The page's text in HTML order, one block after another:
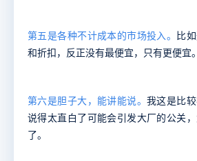
第五是各种不计成本的市场投入。 比
和折扣，反正没有最便宜，只有更便宜。
第六是胆子大，能讲能说。我这是比较
说得太直白了可能会引发大厂的公关
了。